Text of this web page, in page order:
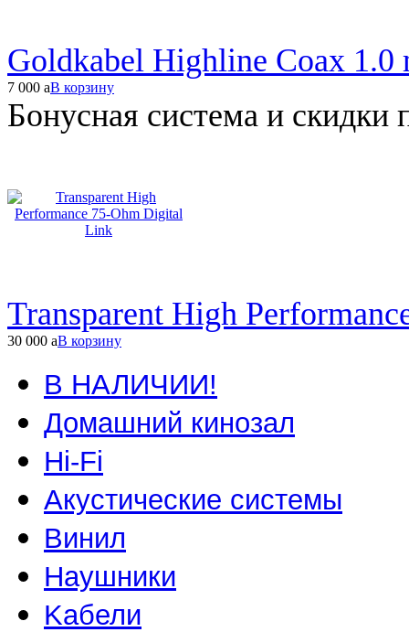
Goldkabel Highline Coax 1.0
7 000 aВ корзину
Бонусная система и скидки
Transparent High
30 000 aВ корзину
В НАЛИЧИИ!
Домашний кинозал
Hi-Fi
Акустические системы
Винил
Наушники
Kабели